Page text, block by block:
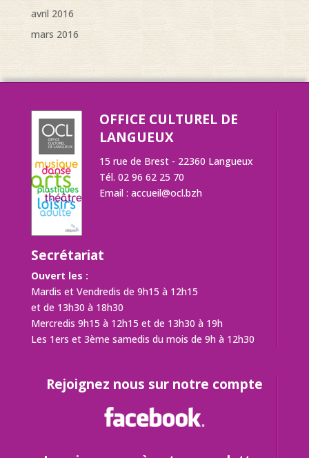
avril 2016
mars 2016
OFFICE CULTUREL DE
LANGUEUX
15 rue de Brest - 22360 Langueux
Tél. 02 96 62 25 70
Email : accueil@ocl.bzh
Secrétariat
Ouvert les :
Mardis et Vendredis de 9h15 à 12h15
et de 13h30 à 18h30
Mercredis 9h15 à 12h15 et de 13h30 à 19h
Les 1ers et 3ème samedis du mois de 9h à 12h30
Rejoignez nous sur notre compte